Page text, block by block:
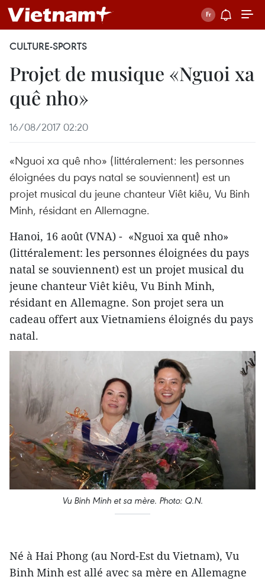
CULTURE-SPORTS
Projet de musique «Nguoi xa
quê nho»
16/08/2017 02:20
«Nguoi xa quê nho» (littéralement: les personnes
éloignées du pays natal se souviennent) est un
projet musical du jeune chanteur Viêt kiêu, Vu Binh
Minh, résidant en Allemagne.
Hanoi, 16 août (VNA) - «Nguoi xa quê nho»
(littéralement: les personnes éloignées du pays
natal se souviennent) est un projet musical du
jeune chanteur Viêt kiêu, Vu Binh Minh,
résidant en Allemagne. Son projet sera un
cadeau offert aux Vietnamiens éloignés du pays
natal.
Vu Binh Minh et sa mère. Photo: Q.N.
Né à Hai Phong (au Nord-Est du Vietnam), Vu
Binh Minh est allé avec sa mère en Allemagne